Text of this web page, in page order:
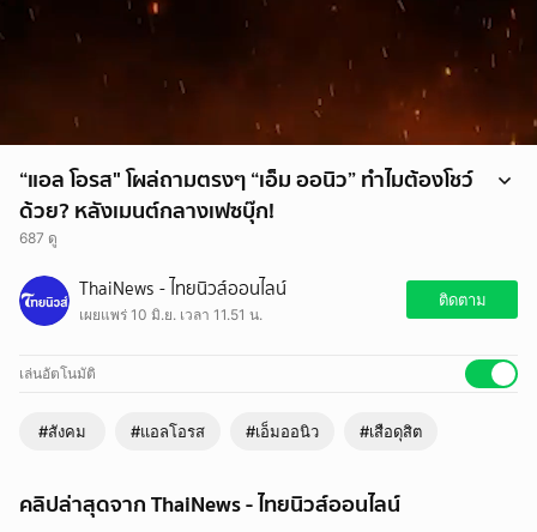
“แอล โอรส" โผล่ถามตรงๆ “เอ็ม ออนิว” ทำไมต้องโชว์
ด้วย? หลังเมนต์กลางเฟซบุ๊ก!
687 ดู
“แอล โอรส" โผล่ถามตรงๆ “เอ็ม ออนิว” ทำไมต้องโชว์ด้วย? หลังเมนต์กลาง
เฟซบุ๊ก! ThaiNews - ไทยนิวส์ออนไลน์
เผยแพร่ 10 มิ.ย. เวลา 11.51 น.
ติดตาม
เล่นอัตโนมัติ
#สังคม #แอลโอรส #เอ็มออนิว #เสือดุสิต
คลิปล่าสุดจาก ThaiNews - ไทยนิวส์ออนไลน์